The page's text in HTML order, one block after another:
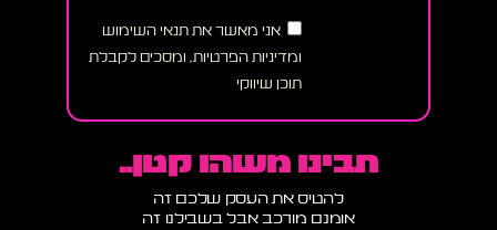
אני מאשר את תנאי השימוש
ומדיניות הפרטיות, ומסכים לקבלת
תוכן שיווקי
תבינו משהו קטן..
להטיס את העסק שלכם זה
אומנם מורכב אבל בשבילנו זה